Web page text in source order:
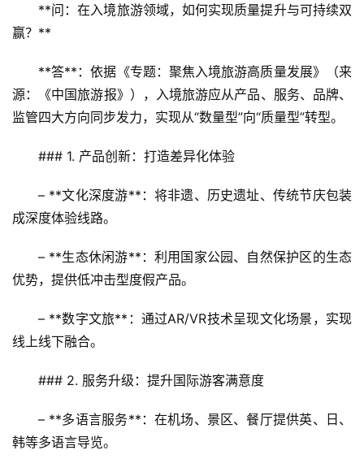
**问：在入境旅游领域，如何实现质量提升与可持续双
赢？**
**答**：依据《专题：聚焦入境旅游高质量发展》（来
源：《中国旅游报》），入境旅游应从产品、服务、品牌、
监管四大方向同步发力，实现从“数量型”向“质量型”转型。
### 1. 产品创新：打造差异化体验
– **文化深度游**：将非遗、历史遗址、传统节庆包装
成深度体验线路。
– **生态休闲游**：利用国家公园、自然保护区的生态
优势，提供低冲击型度假产品。
– **数字文旅**：通过AR/VR技术呈现文化场景，实现
线上线下融合。
### 2. 服务升级：提升国际游客满意度
– **多语言服务**：在机场、景区、餐厅提供英、日、
韩等多语言导览。